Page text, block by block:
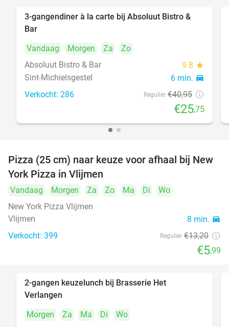
37%
3-gangendiner à la carte bij Absoluut Bistro &
Bar
Vandaag
Morgen Za
Zo
Absoluut Bistro & Bar
9.8 star
Sint-Michielsgestel 6 min. directions_car
Verkocht: 286 Regulier €40,95
€25,75
55%
Pizza (25 cm) naar keuze voor afhaal bij New
York Pizza in Vlijmen
Vandaag Morgen Za Zo Ma Di
Wo
New York Pizza Vlijmen
Vlijmen
8 min. directions_car
Verkocht: 399 Regulier €13,20
€5,99
2-gangen keuzelunch bij Brasserie Het
Verlangen
Morgen
Za Ma Di
Wo